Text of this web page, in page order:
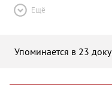
Ещё
Упоминается в 23